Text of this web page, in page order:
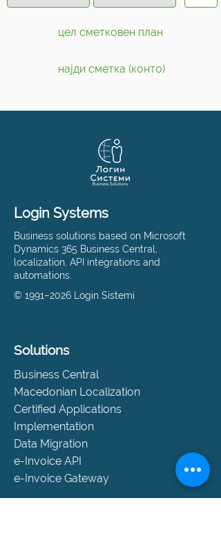
цел сметковен план
најди сметка (конто)
Login Systems
Business solutions based on Microsoft
Dynamics 365 Business Central,
localization, API integrations and
automations.
© 1991–2026 Login Sistemi
Solutions
Business Central
Macedonian Localization
Certified Applications
Implementation
Data Migration
e-Invoice API
e-Invoice Gateway